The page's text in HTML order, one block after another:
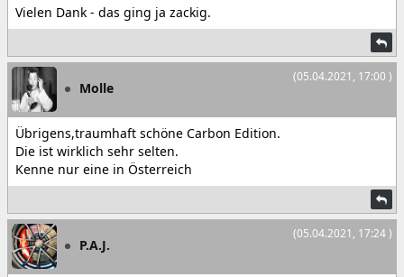
Vielen Dank - das ging ja zackig.
(05.04.2021, 17:00 )
Molle
Übrigens,traumhaft schöne Carbon Edition.
Die ist wirklich sehr selten.
Kenne nur eine in Österreich
(05.04.2021, 17:24 )
P.A.J.